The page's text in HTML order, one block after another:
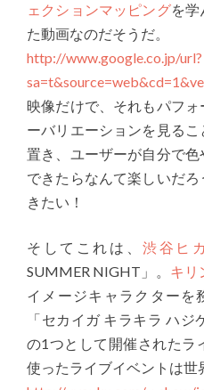
ェクションマッピングを学
た動画なのだそうだ。
http://www.google.co.jp/url?
映像だけで、それもパフ
ーバリエーションを見る
置き、ユーザーが自分で
できたらなんて楽しいだ
きたい！
そしてこれは、渋谷ヒ
SUMMER NIGHT」。 キリ
イメージキャラクターを
「セカイガ キラキラ ハジ
の1つとして開催されたラ
使ったライブイベントは世